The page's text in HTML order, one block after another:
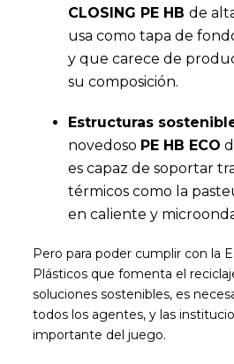
CLOSING PE HBde
usa como tapa de
y que carece de
su composición.
Estructuras
novedoso PE HB ECO
es capaz de soportar
térmicos como la
en caliente y
Pero para poder cumplir con la
Plásticos que fomenta el
soluciones sostenibles, es
todos los agentes, y las
importante del juego.